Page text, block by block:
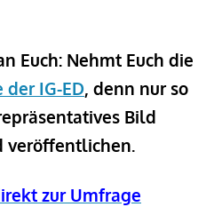
Euch: Nehmt Euch die
IG-ED, denn nur so
Bild
veröffentlichen.
zur Umfrage